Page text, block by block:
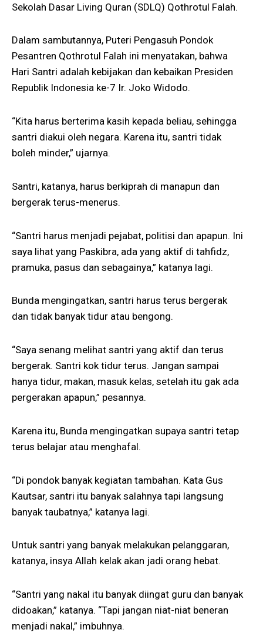
Sekolah Dasar Living Quran (SDLQ) Qothrotul Falah.
Dalam sambutannya, Puteri Pengasuh Pondok
Pesantren Qothrotul Falah ini menyatakan, bahwa
Hari Santri adalah kebijakan dan kebaikan Presiden
Republik Indonesia ke-7 Ir. Joko Widodo.
“Kita harus berterima kasih kepada beliau, sehingga
santri diakui oleh negara. Karena itu, santri tidak
boleh minder,” ujarnya.
Santri, katanya, harus berkiprah di manapun dan
bergerak terus-menerus.
“Santri harus menjadi pejabat, politisi dan apapun. Ini
saya lihat yang Paskibra, ada yang aktif di tahfidz,
pramuka, pasus dan sebagainya,” katanya lagi.
Bunda mengingatkan, santri harus terus bergerak
dan tidak banyak tidur atau bengong.
“Saya senang melihat santri yang aktif dan terus
bergerak. Santri kok tidur terus. Jangan sampai
hanya tidur, makan, masuk kelas, setelah itu gak ada
pergerakan apapun,” pesannya.
Karena itu, Bunda mengingatkan supaya santri tetap
terus belajar atau menghafal.
“Di pondok banyak kegiatan tambahan. Kata Gus
Kautsar, santri itu banyak salahnya tapi langsung
banyak taubatnya,” katanya lagi.
Untuk santri yang banyak melakukan pelanggaran,
katanya, insya Allah kelak akan jadi orang hebat.
“Santri yang nakal itu banyak diingat guru dan banyak
didoakan,” katanya. “Tapi jangan niat-niat beneran
menjadi nakal,” imbuhnya.